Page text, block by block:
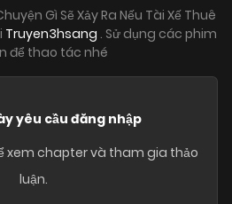
Gì Sẽ Xảy Ra Nếu Tài Xế Thuê
Truyen3hsang . Sử dụng các phim
để thao tác nhé
yêu cầu đăng nhập
xem chapter và tham gia thảo
luận.